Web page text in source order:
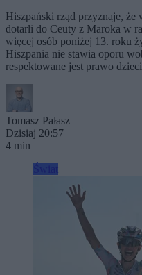
Hiszpański rząd przyznaje,
dotarli do Ceuty z Maroka w
więcej osób poniżej 13. roku
Hiszpania nie stawia oporu
respektowane jest prawo
Tomasz Pałasz
Dzisiaj 20:57
4 min